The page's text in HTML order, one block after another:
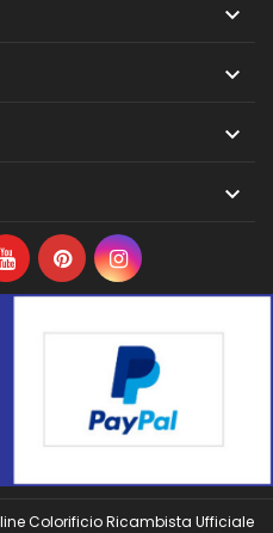




Colorificio Ricambista Ufficiale